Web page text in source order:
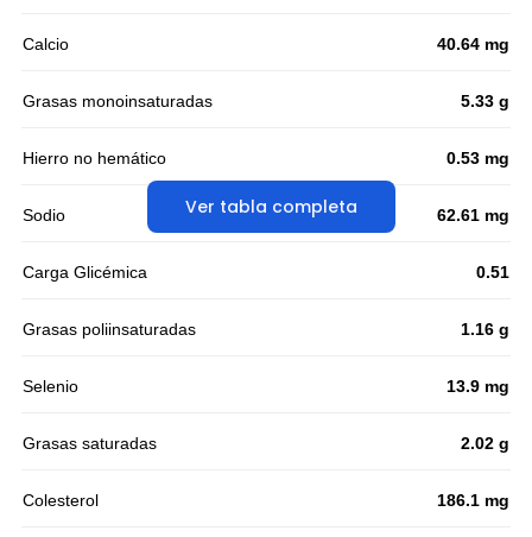
Ver tabla completa
Calcio 40.64 mg
Grasas monoinsaturadas 5.33 g
Hierro no hemático 0.53 mg
Sodio 62.61 mg
Carga Glicémica 0.51
Grasas poliinsaturadas 1.16 g
Selenio 13.9 mg
Grasas saturadas 2.02 g
Colesterol 186.1 mg